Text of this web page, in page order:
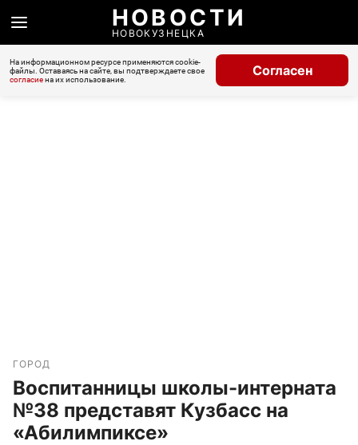
НОВОСТИ
НОВОКУЗНЕЦКА
На информационном ресурсе применяются cookie-
файлы. Оставаясь на сайте, вы подтверждаете свое
согласиена их использование.
Согласен
ГОРОД
Воспитанницы школы-интерната
№38 представят Кузбасс на
«Абилимпиксе»